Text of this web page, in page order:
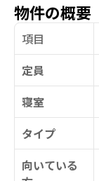
物件の概要
項目
定員
寝室
タイプ
向いている